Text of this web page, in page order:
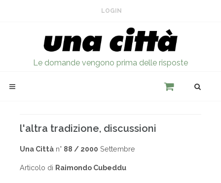
LOGIN
Le domande vengono prima delle risposte
l'altra tradizione, discussioni
Una Città n° 88 / 2000 Settembre
Articolo di Raimondo Cubeddu